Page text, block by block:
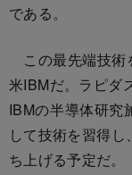
である。
この最先端技術
米IBMだ。ラピダ
IBMの半導体研究
して技術を習得
ち上げる予定だ。